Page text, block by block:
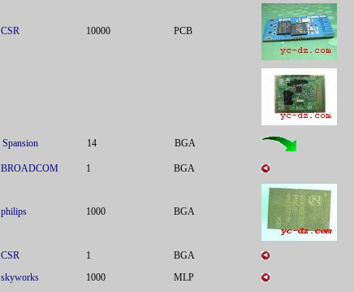
CSR 10000 PCB
Spansion 14 BGA
BROADCOM 1 BGA
philips 1000 BGA
CSR 1
BGA
skyworks 1000
MLP